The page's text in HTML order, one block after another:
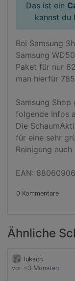
Das ist ein
kannst du
Bei Samsung
Samsung
Paket für nur
man hierfür
Samsung
folgende Infos
Die
für eine sehr
Reinigung
EAN:
0 Kommentare
Ähnliche
luksch
vor ~3 Monaten